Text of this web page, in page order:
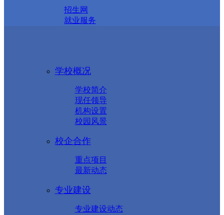
招生网
就业服务
学校概况
学校简介
现任领导
机构设置
校园风景
校企合作
重点项目
最新动态
专业建设
专业建设动态